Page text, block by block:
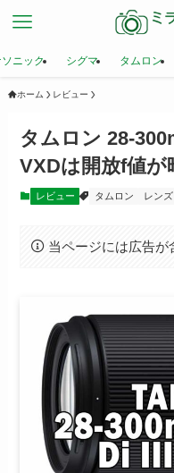
ニック シグマ タムロン
ホーム レビュー
タムロン 28-
VXDは開放f値
レビュー タムロン レンズ
当ページには広告が